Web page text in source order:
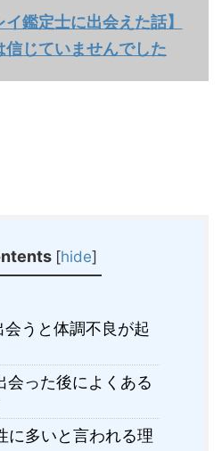
鑑定士に出会えた話】
じていませんでした
[hide]
うと体調不良が起
会った後によくある
に多いと言われる理